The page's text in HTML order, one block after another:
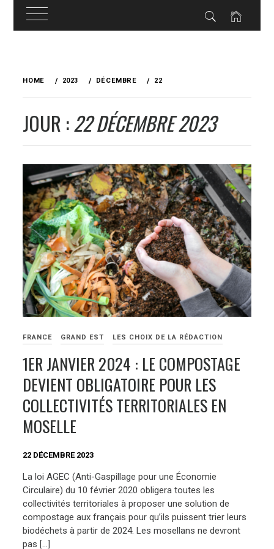
HOME 2023 DÉCEMBRE 22
JOUR :22 DÉCEMBRE 2023
FRANCE GRAND EST LES CHOIX DE LA RÉDACTION
1ER JANVIER 2024 : LE COMPOSTAGE
DEVIENT OBLIGATOIRE POUR LES
COLLECTIVITÉS TERRITORIALES EN
MOSELLE
22 DÉCEMBRE 2023
La loi AGEC (Anti-Gaspillage pour une Économie
Circulaire) du 10 février 2020 obligera toutes les
collectivités territoriales à proposer une solution de
compostage aux français pour qu’ils puissent trier leurs
biodéchets à partir de 2024. Les mosellans ne devront
pas […]